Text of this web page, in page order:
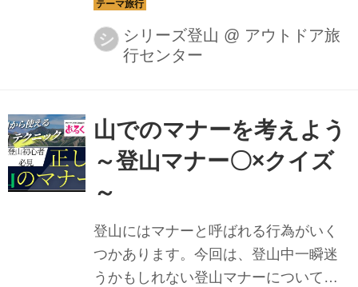
コンディショングの方法をご紹介しま
す。
シ シリーズ登山 @ アウトドア旅
行センター
山でのマナーを考えよう
～登山マナー〇×クイズ
～
登山にはマナーと呼ばれる行為がいく
つかあります。今回は、登山中一瞬迷
うかもしれない登山マナーについてク